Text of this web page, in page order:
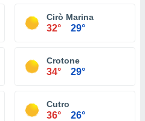
Cirò Marina
32° 29°
Crotone
34° 29°
Cutro
36° 26°